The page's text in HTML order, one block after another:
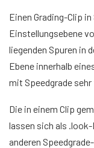
Einen Grading-Clip
Einstellungsebene
liegenden Spuren in
Ebene innerhalb
mit Speedgrade
Die in einem Clip
lassen sich als
anderen